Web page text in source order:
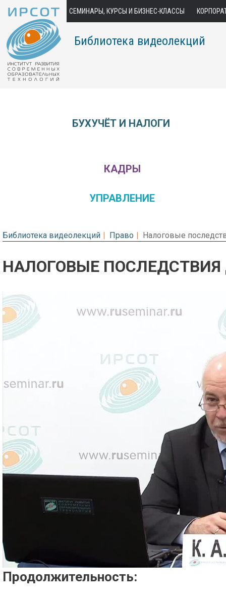
СЕМИНАРЫ, КУРСЫ И БИЗНЕС-КЛАССЫ
Библиотека видеолекций
БУХУЧЁТ И НАЛОГИ
КАДРЫ
УПРАВЛЕНИЕ
Библиотека видеолекций Право Налоговые
НАЛОГОВЫЕ ПОСЛЕДСТВИЯ
Предварительный просмотр.
Продолжительность: